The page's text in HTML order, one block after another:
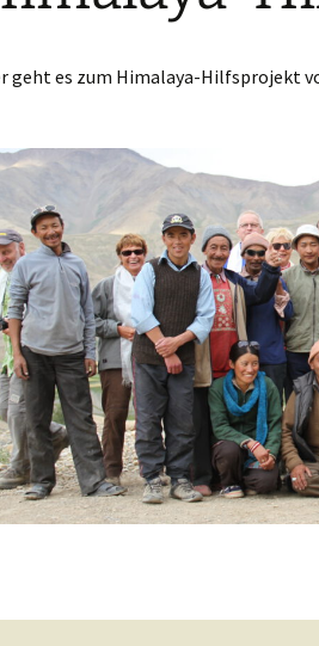
geht es zum Himalaya-Hilfsprojekt